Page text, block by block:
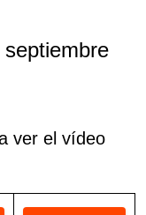
ver el vídeo